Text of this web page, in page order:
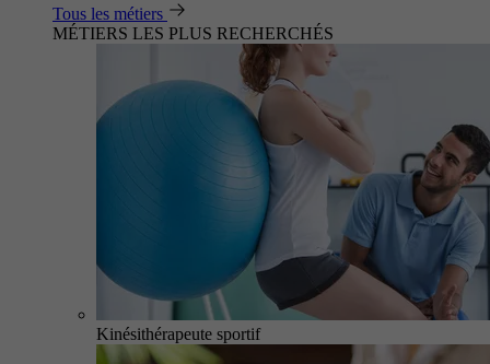
Tous les métiers
MÉTIERS LES PLUS RECHERCHÉS
Kinésithérapeute sportif